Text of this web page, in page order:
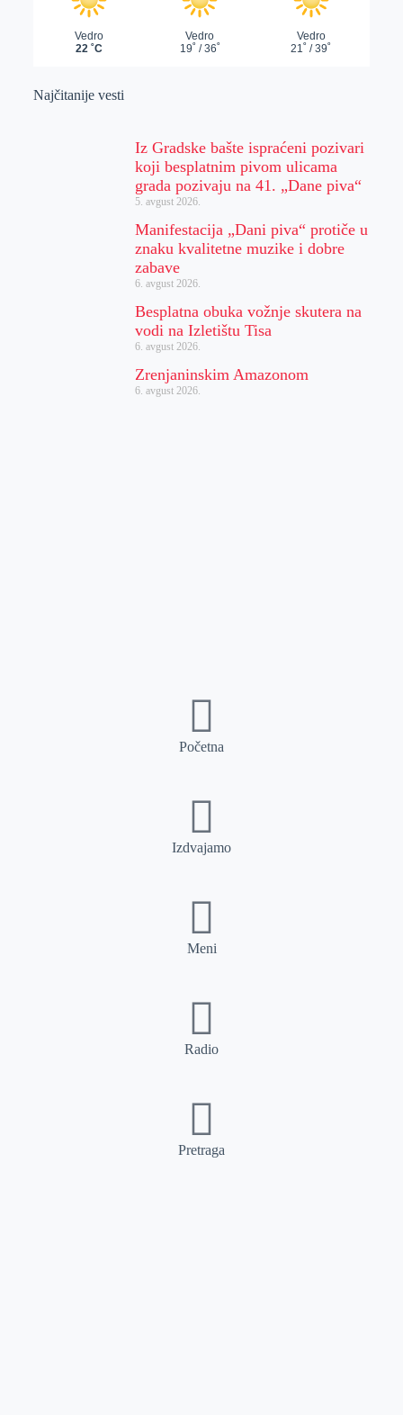
Najčitanije vesti
Iz Gradske bašte ispraćeni pozivari
koji besplatnim pivom ulicama
grada pozivaju na 41. „Dane piva“
5. avgust 2026.
Manifestacija „Dani piva“ protiče u
znaku kvalitetne muzike i dobre
zabave
6. avgust 2026.
Besplatna obuka vožnje skutera na
vodi na Izletištu Tisa
6. avgust 2026.
Zrenjaninskim Amazonom
6. avgust 2026.
Početna
Izdvajamo
Meni
Radio
Pretraga